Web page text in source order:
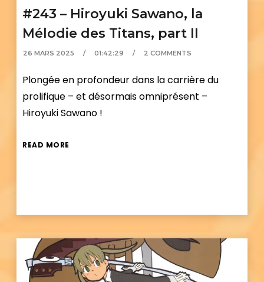
#243 – Hiroyuki Sawano, la
Mélodie des Titans, part II
26 MARS 2025 01:42:29 2 COMMENTS
Plongée en profondeur dans la carrière du
prolifique – et désormais omniprésent –
Hiroyuki Sawano !
READ MORE